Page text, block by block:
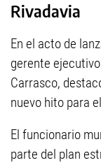
Rivadavia
En el acto de
gerente
Carrasco,
nuevo hito para
El funcionario
parte del plan